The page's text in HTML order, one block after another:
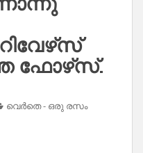
ഫോഴ്‌സ്.
വെർതെ - ഒരു രസം